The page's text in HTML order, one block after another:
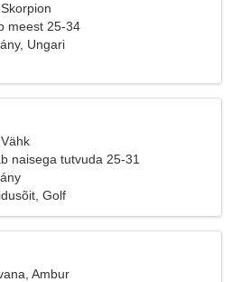
meest 25-34
Ungari
naisega tutvuda 25-31
Golf
Ambur